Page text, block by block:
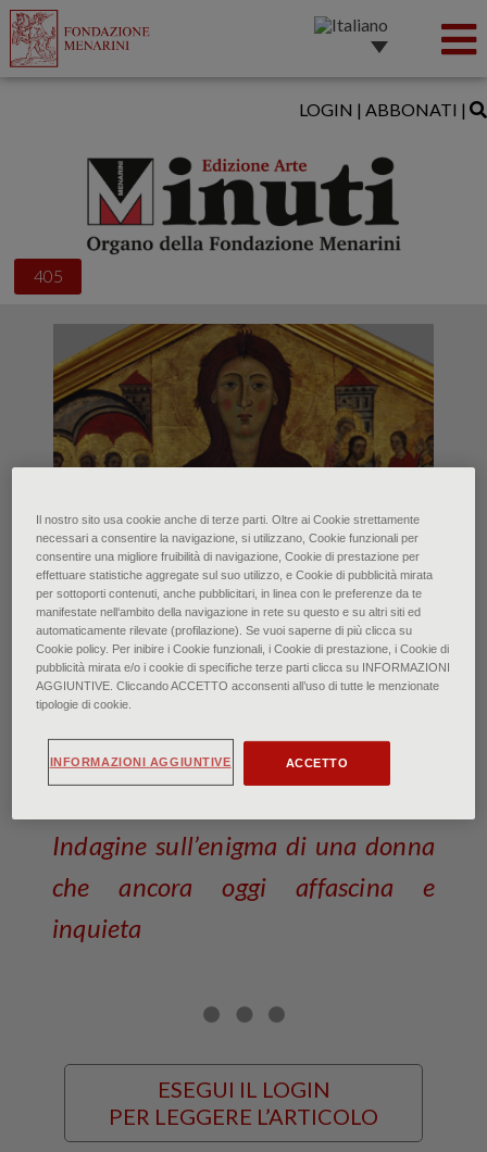
405
LOGIN | ABBONATI |
Maestro della Maddalena: Santa Maria Maddalena
penitente e otto storie della sua vita
Firenze, Galleria dell'Accademia - Foto Scala, Firenze -
su concessione Ministero Beni e Attività Culturali e
del Turismo
-dettaglio dell'opera -
Maddalena: l’immagine e il
di Francesca Bardi • Maggio 2022
Indagine sull’enigma di una donna
che ancora oggi affascina e
inquieta
ESEGUI IL LOGIN
PER LEGGERE L’ARTICOLO
Il nostro sito usa cookie anche di terze parti. Oltre ai Cookie strettamente
necessari a consentire la navigazione, si utilizzano, Cookie funzionali per
consentire una migliore fruibilità di navigazione, Cookie di prestazione per
effettuare statistiche aggregate sul suo utilizzo, e Cookie di pubblicità mirata
per sottoporti contenuti, anche pubblicitari, in linea con le preferenze da te
manifestate nell‘ambito della navigazione in rete su questo e su altri siti ed
automaticamente rilevate (profilazione). Se vuoi saperne di più clicca su
Cookie policy. Per inibire i Cookie funzionali, i Cookie di prestazione, i Cookie di
pubblicità mirata e/o i cookie di specifiche terze parti clicca su INFORMAZIONI
AGGIUNTIVE. Cliccando ACCETTO acconsenti all’uso di tutte le menzionate
tipologie di cookie.
ACCETTO
INFORMAZIONI AGGIUNTIVE